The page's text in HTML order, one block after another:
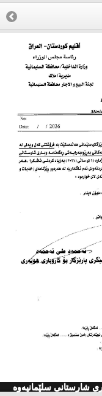
شارستانی سلێمانیه‌وه‌